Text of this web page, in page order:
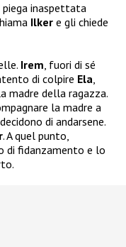
inaspettata
Ilker e gli chiede
Irem, fuori di sé
di colpire Ela,
madre della ragazza.
la madre a
decidono di andarsene.
. A quel punto,
di fidanzamento e lo